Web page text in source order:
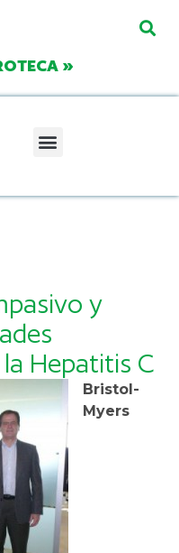
»
y
Hepatitis C
Bristol-
Myers